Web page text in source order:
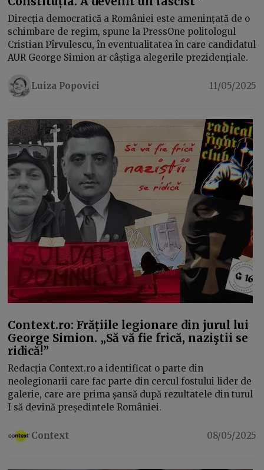
Direcția democratică a României este amenințată de o
schimbare de regim, spune la PressOne politologul
Cristian Pîrvulescu, în eventualitatea în care candidatul
AUR George Simion ar câștiga alegerile prezidențiale.
Luiza Popovici 11/05/2025
Context.ro: Frățiile legionare din jurul lui
George Simion. „Să vă fie frică, naziştii se
ridică!”
Redacția Context.ro a identificat o parte din
neolegionarii care fac parte din cercul fostului lider de
galerie, care are prima șansă după rezultatele din turul
I să devină președintele României.
Context 08/05/2025